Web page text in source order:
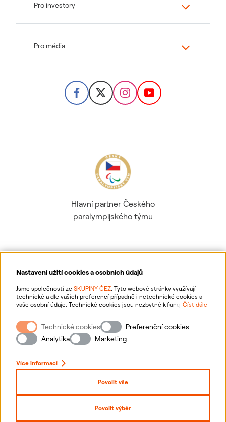
Nastavení užití cookies a osobních údajů
Jsme společnosti ze SKUPINY ČEZ. Tyto webové stránky využívají
technické a dle vašich preferencí případně i netechnické cookies a
vaše osobní údaje. Technické cookies jsou nezbytné k fungování
webové stránky vašim preferencím, k personalizaci reklam a analytice.
Pro sběr a zpracování netechnických cookies a vašich osobních údajů
nám můžete udělit souhlas. Bližší informace o vašich právech,
zpracování osobních údajů, včetně možnosti odvolání udělených
Číst dále
Technické cookies
Preferenční cookies
Analytika
Marketing
Více informací
Povolit vše
Povolit výběr
Pro investory
Pro média
Hlavní partner Českého
paralympijského týmu
Ochrana osobních údajů
Informace o webu
Nastavení cookies
Přihlásit se
Prohlášení o přístupnosti